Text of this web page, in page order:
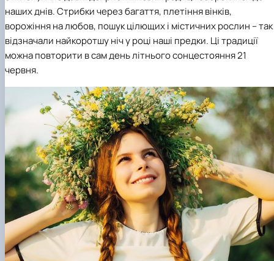
наших днів. Стрибки через багаття, плетіння вінків,
ворожіння на любов, пошук цілющих і містичних рослин – так
відзначали найкоротшу ніч у році наші предки. Ці традиції
можна повторити в сам день літнього сонцестояння 21
червня.